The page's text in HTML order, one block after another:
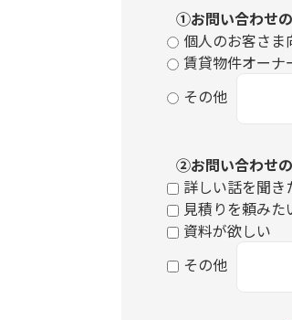
①お問い合わせ
個人のお客さま
賃貸物件オーナ
その他
②お問い合わせ
詳しい話を聞き
見積りを頼みた
資料が欲しい
その他